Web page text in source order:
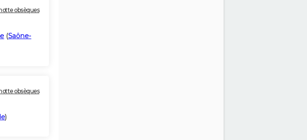
obsèques
(Saône-
obsèques
)